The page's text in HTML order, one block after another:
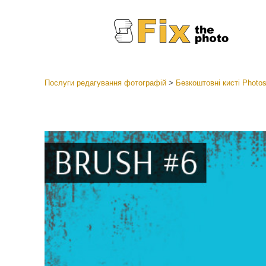
Послуги редагування фотографій> Безкоштовні кисті